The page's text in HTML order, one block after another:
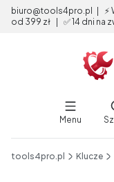
biuro@tools4pro.pl | ⚡
od 399 zł | ✅ 14 dni na
Menu
tools4pro.pl Klucze